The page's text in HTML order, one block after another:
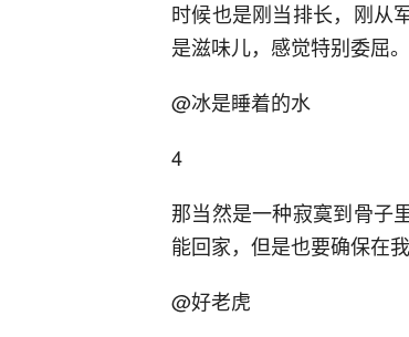
时候也是刚当排长，刚从
是滋味儿，感觉特别委屈
@冰是睡着的水
4
那当然是一种寂寞到骨子
能回家，但是也要确保在
@好老虎